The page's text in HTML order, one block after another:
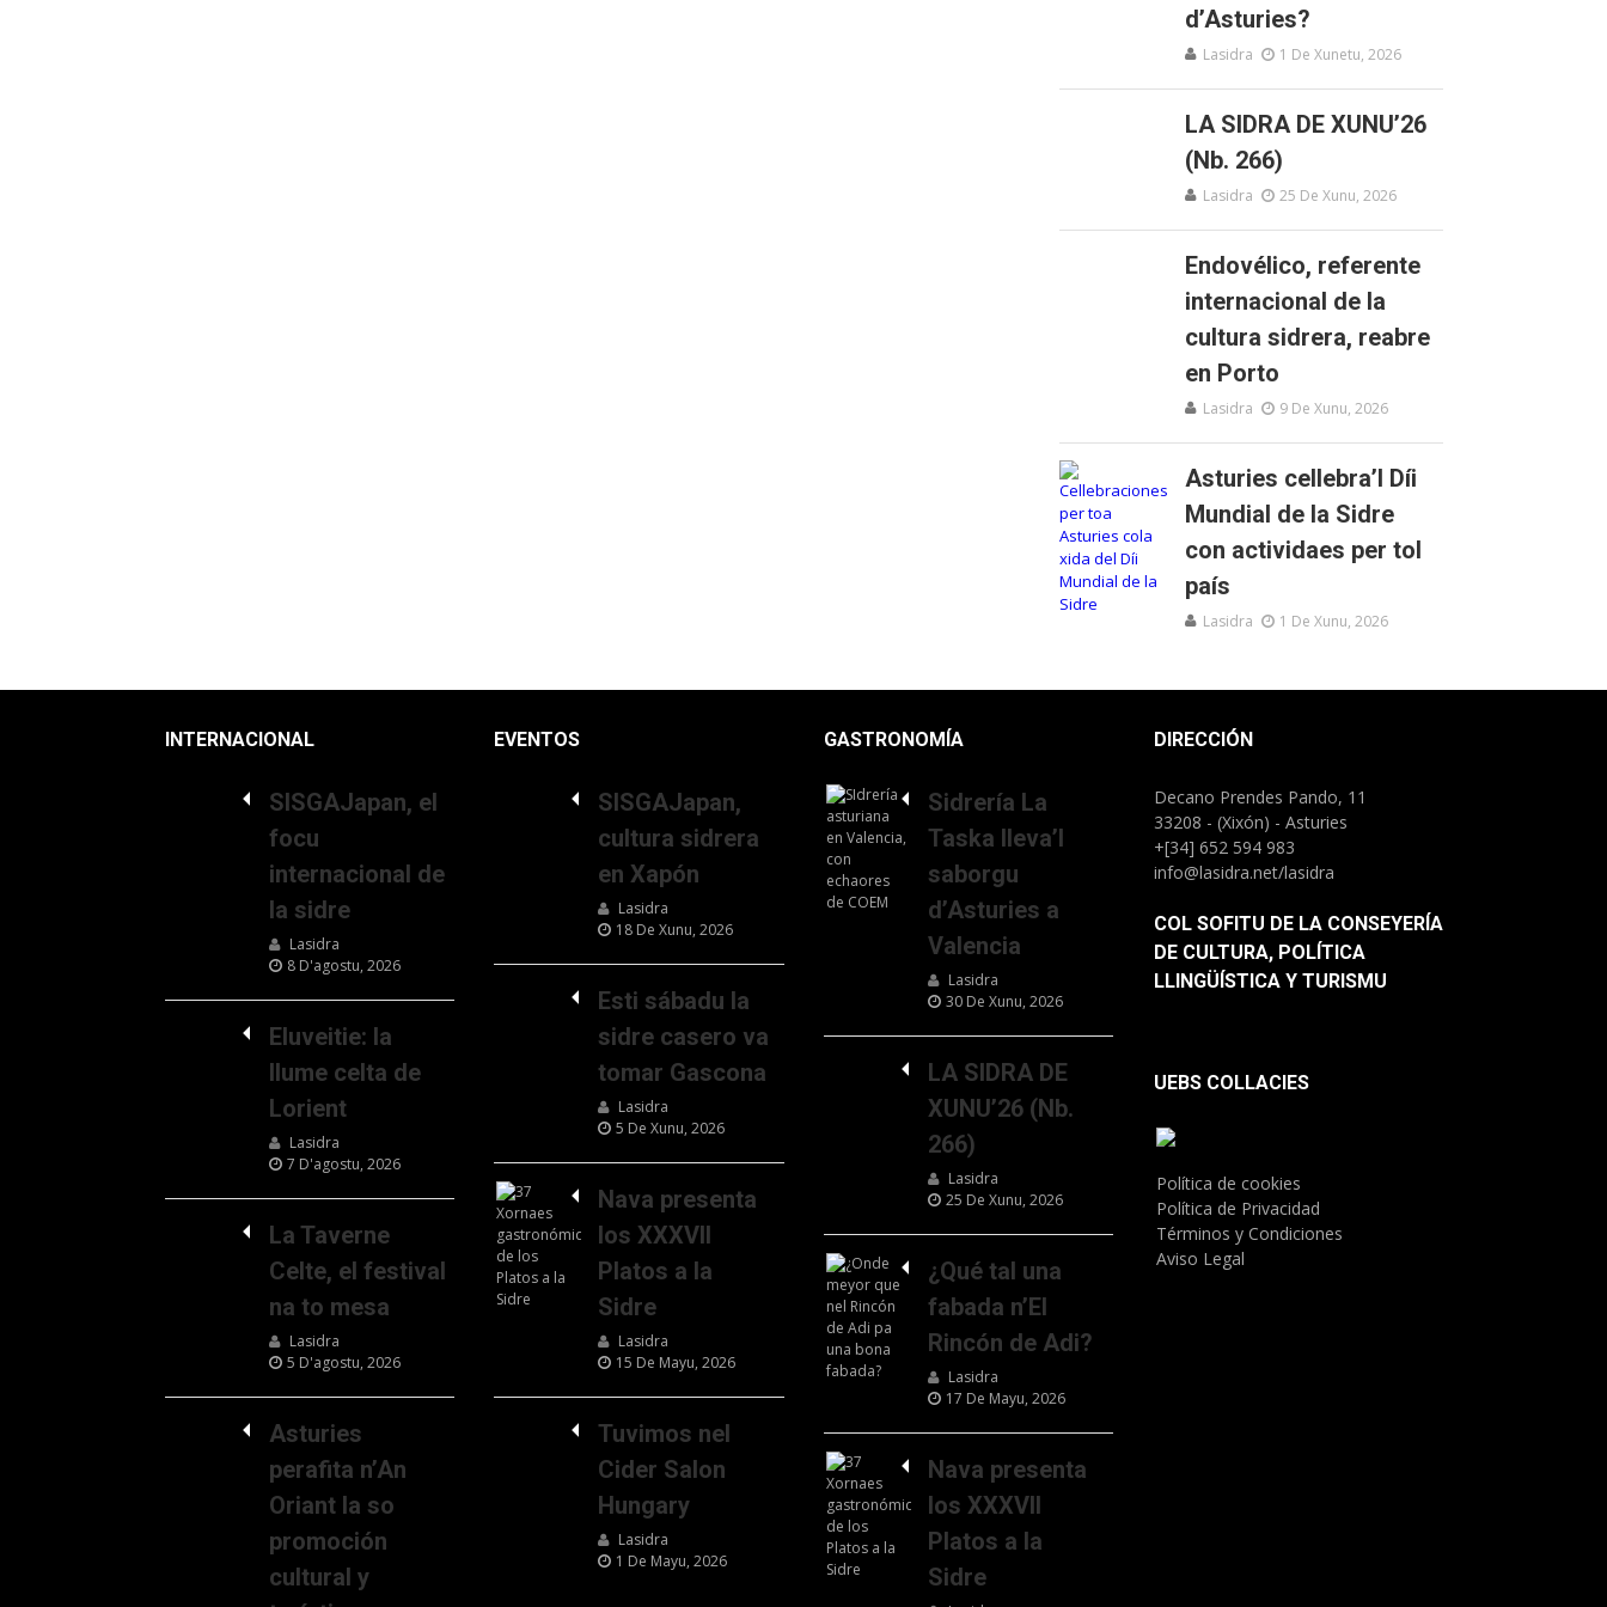
d’Asturies?
Lasidra 1 De Xunetu, 2026
LA SIDRA DE XUNU’26
(Nb. 266)
Lasidra 25 De Xunu, 2026
Endovélico, referente
internacional de la
cultura sidrera, reabre
en Porto
Lasidra 9 De Xunu, 2026
Asturies cellebra’l Díi
Mundial de la Sidre
con actividaes per tol
país
Lasidra 1 De Xunu, 2026
INTERNACIONAL
SISGAJapan, el
focu
internacional de
la sidre
Lasidra
8 D'agostu, 2026
Eluveitie: la
llume celta de
Lorient
Lasidra
7 D'agostu, 2026
La Taverne
Celte, el festival
na to mesa
Lasidra
5 D'agostu, 2026
Asturies
perafita n’An
Oriant la so
promoción
cultural y
EVENTOS
SISGAJapan,
cultura sidrera
en Xapón
Lasidra
18 De Xunu, 2026
Esti sábadu la
sidre casero va
tomar Gascona
Lasidra
5 De Xunu, 2026
Nava presenta
los XXXVII
Platos a la
Sidre
Lasidra
15 De Mayu, 2026
Tuvimos nel
Cider Salon
Hungary
Lasidra
1 De Mayu, 2026
GASTRONOMÍA
Sidrería La
Taska lleva’l
saborgu
d’Asturies a
Valencia
Lasidra
30 De Xunu, 2026
LA SIDRA DE
XUNU’26 (Nb.
266)
Lasidra
25 De Xunu, 2026
¿Qué tal una
fabada n’El
Rincón de Adi?
Lasidra
17 De Mayu, 2026
Nava presenta
los XXXVII
Platos a la
Sidre
DIRECCIÓN
Decano Prendes Pando, 11
33208 - (Xixón) - Asturies
+[34] 652 594 983
info@lasidra.net/lasidra
COL SOFITU DE LA CONSEYERÍA
DE CULTURA, POLÍTICA
LLINGÜÍSTICA Y TURISMU
UEBS COLLACIES
Política de cookies
Política de Privacidad
Términos y Condiciones
Aviso Legal